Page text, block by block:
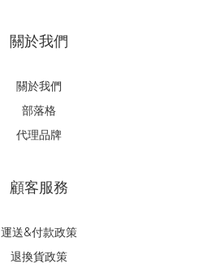
關於我們
關於我們
部落格
代理品牌
顧客服務
運送&付款政策
退換貨政策